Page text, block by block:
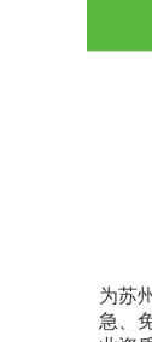
为苏
急、